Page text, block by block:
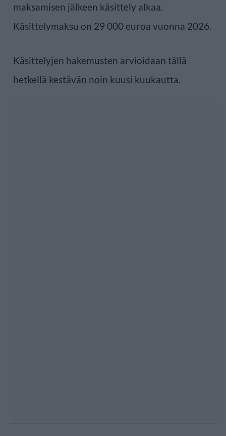
maksamisen jälkeen käsittely alkaa.
Käsittelymaksu on 29 000 euroa vuonna 2026.
Käsittelyjen hakemusten arvioidaan tällä
hetkellä kestävän noin kuusi kuukautta.